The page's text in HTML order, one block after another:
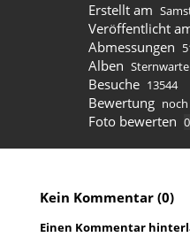
Erstellt am
Veröffentlicht
Abmessungen
Alben Sternwarte
Besuche 13544
Bewertung
Foto bewerten
Kein Kommentar (0)
Einen Kommentar